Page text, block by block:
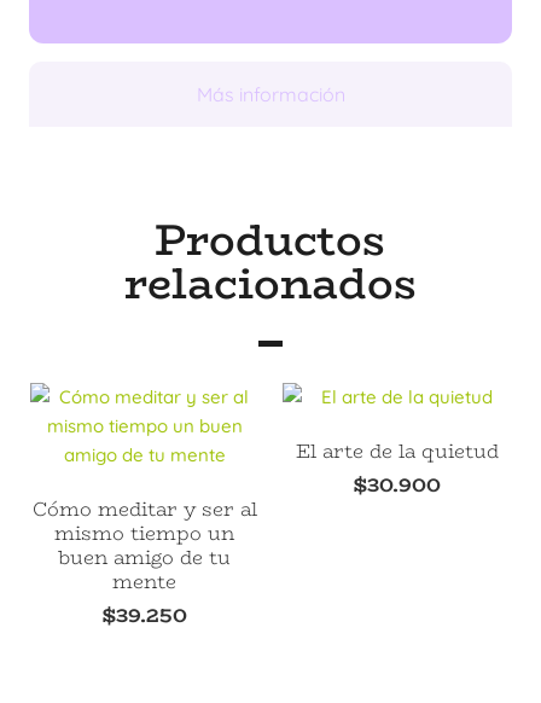
Más información
Productos
relacionados
Cómo meditar y ser al
mismo tiempo un
buen amigo de tu
mente
$39.250
El arte de la quietud
$30.900